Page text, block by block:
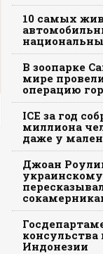
10 самых
В зоопарке
мире
операцию
ICE за год
миллиона
даже у
Джоан
Индонезии